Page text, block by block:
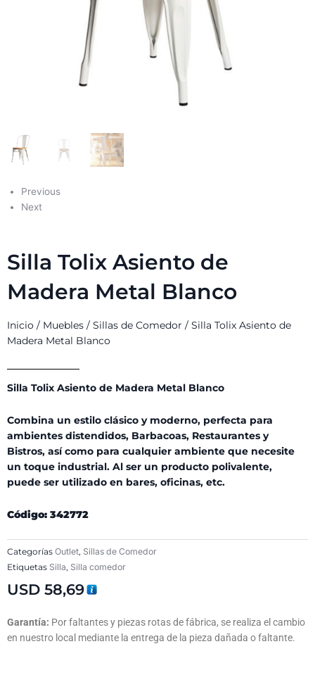
Previous
Next
Silla Tolix Asiento de
Madera Metal Blanco
Inicio / Muebles / Sillas de Comedor / Silla Tolix Asiento de
Madera Metal Blanco
Silla Tolix Asiento de Madera Metal Blanco
Combina un estilo clásico y moderno, perfecta para
ambientes distendidos, Barbacoas, Restaurantes y
Bistros, así como para cualquier ambiente que necesite
un toque industrial. Al ser un producto polivalente,
puede ser utilizado en bares, oficinas, etc.
Código: 342772
Categorías Outlet, Sillas de Comedor
Etiquetas Silla, Silla comedor
USD 58,69
Garantía: Por faltantes y piezas rotas de fábrica, se realiza el cambio
en nuestro local mediante la entrega de la pieza dañada o faltante.